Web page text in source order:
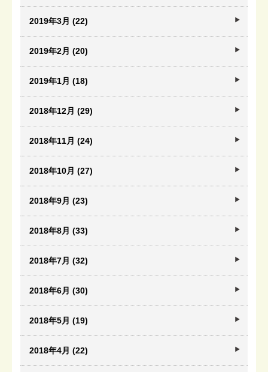
2019年3月 (22)
2019年2月 (20)
2019年1月 (18)
2018年12月 (29)
2018年11月 (24)
2018年10月 (27)
2018年9月 (23)
2018年8月 (33)
2018年7月 (32)
2018年6月 (30)
2018年5月 (19)
2018年4月 (22)